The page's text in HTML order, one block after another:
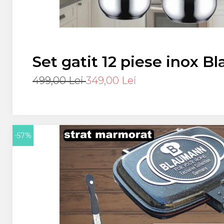
Set gatit 12 piese inox
fund 5 straturi.
499,00 Lei349,00 Lei
-57%